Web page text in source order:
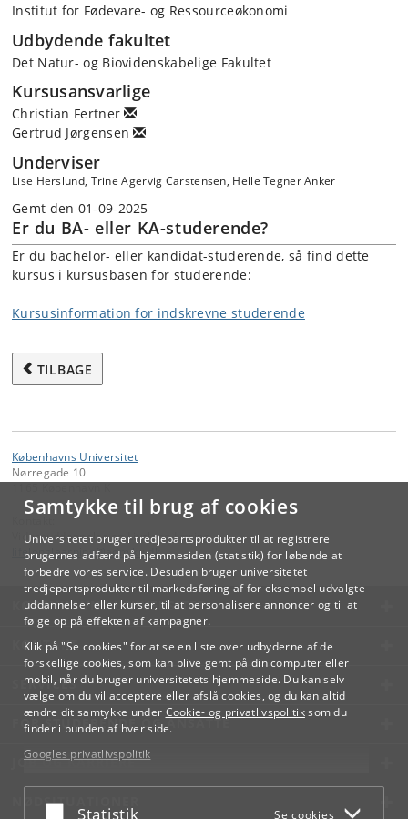
Samtykke til brug af cookies
Universitetet bruger tredjepartsprodukter til at registrere
brugernes adfærd på hjemmesiden (statistik) for løbende at
forbedre vores service. Desuden bruger universitetet
tredjepartsprodukter til markedsføring af for eksempel udvalgte
uddannelser eller kurser, til at personalisere annoncer og til at
følge op på effekten af kampagner.
Klik på "Se cookies" for at se en liste over udbyderne af de
forskellige cookies, som kan blive gemt på din computer eller
mobil, når du bruger universitetets hjemmeside. Du kan selv
vælge om du vil acceptere eller afslå cookies, og du kan altid
ændre dit samtykke under Cookie- og privatlivspolitiksom du
finder i bunden af hver side.
Googles privatlivspolitik
Acceptér eller afslå
Statistik Se cookies
Institut for Fødevare- og Ressourceøkonomi
Udbydende fakultet
Det Natur- og Biovidenskabelige Fakultet
Kursusansvarlige
Christian Fertner
Gertrud Jørgensen
Underviser
Lise Herslund, Trine Agervig Carstensen, Helle Tegner Anker
Gemt den 01-09-2025
Er du BA- eller KA-studerende?
Er du bachelor- eller kandidat-studerende, så find dette
kursus i kursusbasen for studerende:
Kursusinformation for indskrevne studerende
TILBAGE
Københavns Universitet
Nørregade 10
Videreuddannelse og Livslang Læring
lifelonglearning@adm.ku.dk
KØBENHAVNS UNIVERSITET
KONTAKT
SERVICES
FOR STUDERENDE OG ANSATTE
JOB OG KARRIERE
NØDSITUATIONER